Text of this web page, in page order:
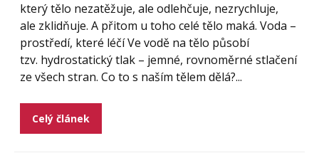
který tělo nezatěžuje, ale odlehčuje, nezrychluje,
ale zklidňuje. A přitom u toho celé tělo maká. Voda –
prostředí, které léčí Ve vodě na tělo působí
tzv. hydrostatický tlak – jemné, rovnoměrné stlačení
ze všech stran. Co to s naším tělem dělá?...
Celý článek